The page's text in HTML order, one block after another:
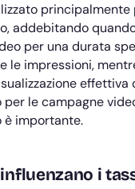
principalmente
addebitando
per una durata
le impressioni,
effettiva
per le campagne
è importante.
i